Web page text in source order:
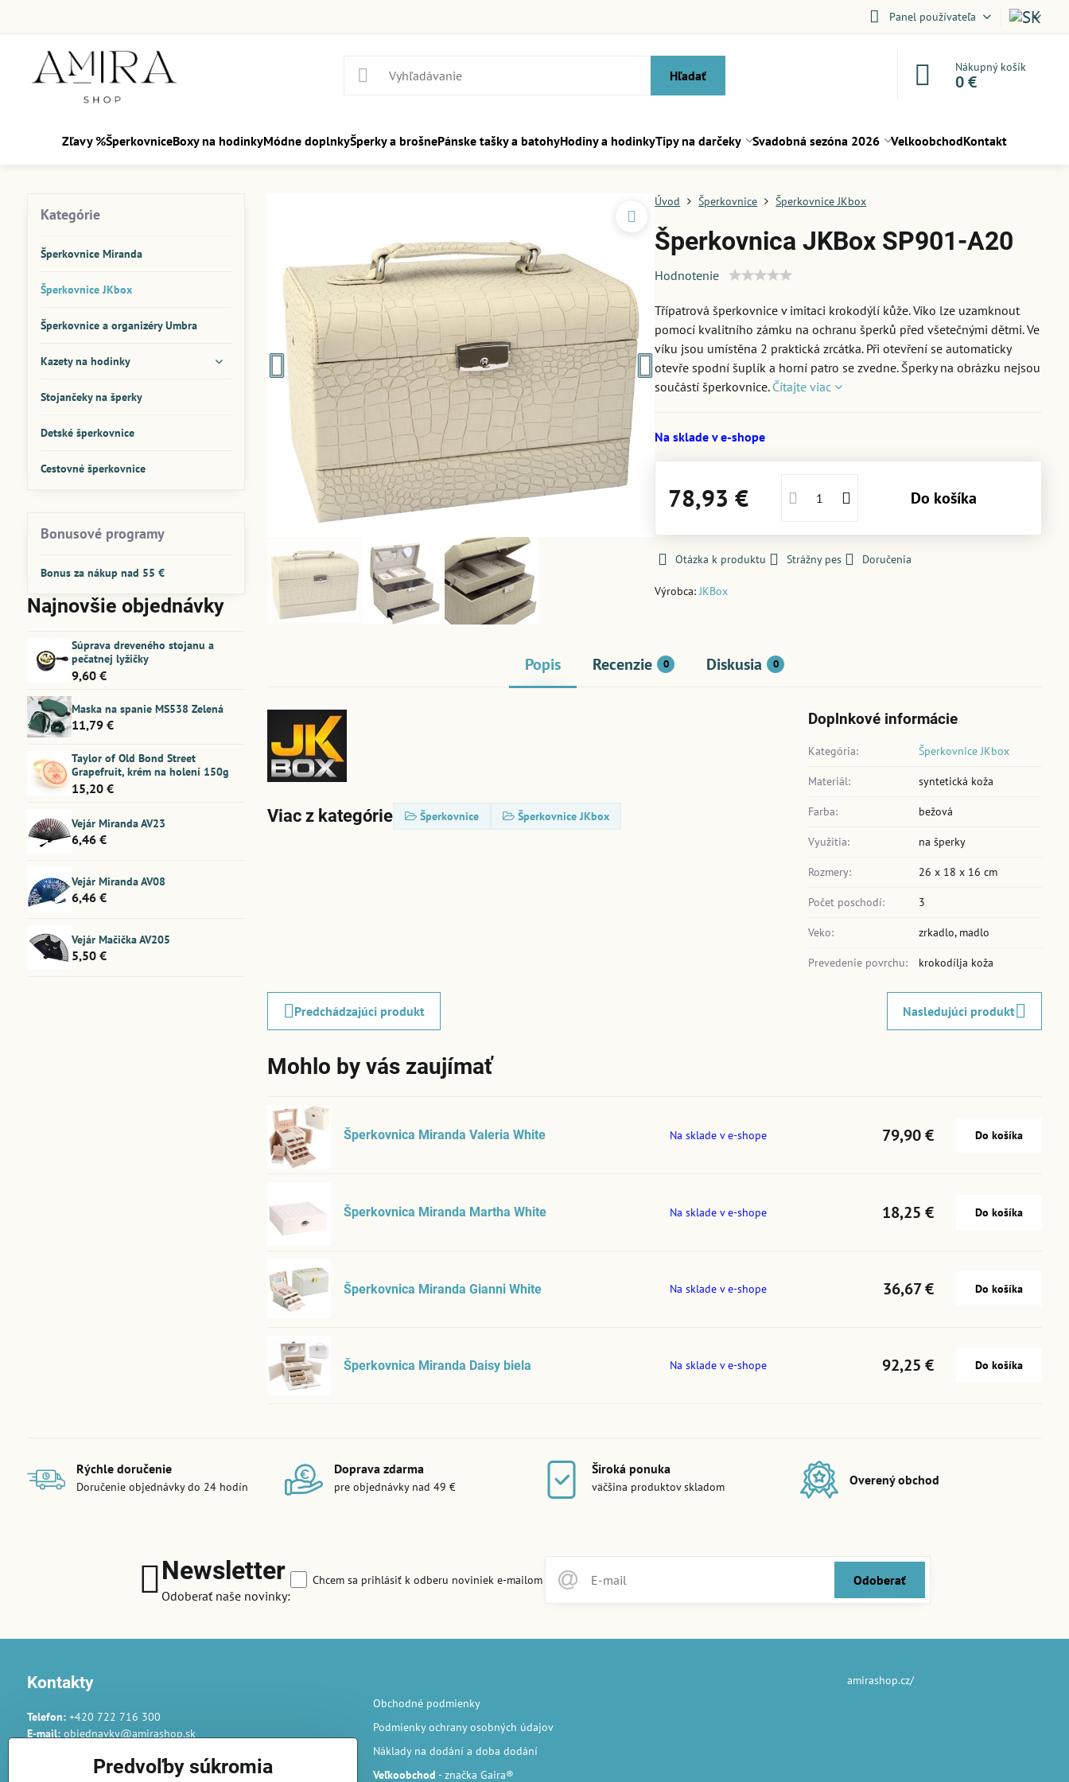
Panel používateľa
Hľadať
Nákupný košík
0 €
Zľavy %ŠperkovniceBoxy na hodinkyMódne doplnkyŠperky a brošnePánske tašky a batohyHodiny a hodinkyTipy na darčeky Svadobná sezóna 2026 VelkoobchodKontakt
Úvod Šperkovnice Šperkovnice JKbox
Šperkovnica JKBox SP901-A20
Hodnotenie
Třípatrová šperkovnice v imitaci krokodýlí kůže. Víko lze uzamknout
pomocí kvalitního zámku na ochranu šperků před všetečnými dětmi. Ve
víku jsou umístěna 2 praktická zrcátka. Při otevření se automaticky
otevře spodní šuplík a horní patro se zvedne. Šperky na obrázku nejsou
součástí šperkovnice. Čítajte viac
Na sklade v e-shope
78,93 € Do košíka
Otázka k produktu Strážny pes Doručenia
Výrobca:JKBox
Popis Recenzie 0 Diskusia 0
Viac z kategórie Šperkovnice Šperkovnice JKbox
Doplnkové informácie
Kategória: Šperkovnice JKbox
Materiál: syntetická koža
Farba: bežová
Využitia: na šperky
Rozmery: 26 x 18 x 16 cm
Počet poschodí: 3
Veko: zrkadlo, madlo
Prevedenie povrchu: krokodílja koža
Predchádzajúci produkt Nasledujúci produkt
Mohlo by vás zaujímať
Šperkovnica Miranda Valeria White Na sklade v e-shope 79,90 € Do košíka
Šperkovnica Miranda Martha White Na sklade v e-shope 18,25 € Do košíka
Šperkovnica Miranda Gianni White Na sklade v e-shope 36,67 € Do košíka
Šperkovnica Miranda Daisy biela Na sklade v e-shope 92,25 € Do košíka
Kategórie
Šperkovnice Miranda
Šperkovnice JKbox
Šperkovnice a organizéry Umbra
Kazety na hodinky
Stojančeky na šperky
Detské šperkovnice
Cestovné šperkovnice
Bonusové programy
Bonus za nákup nad 55 €
Najnovšie objednávky
Súprava dreveného stojanu a
pečatnej lyžičky
9,60 €
Maska na spanie MS538 Zelená
11,79 €
Taylor of Old Bond Street
Grapefruit, krém na holení 150g
15,20 €
Vejár Miranda AV23
6,46 €
Vejár Miranda AV08
6,46 €
Vejár Mačička AV205
5,50 €
Rýchle doručenie
Doručenie objednávky do 24 hodín
Doprava zdarma
pre objednávky nad 49 €
Široká ponuka
väčšina produktov skladom Overený obchod
Newsletter
Odoberať naše novinky:
Odoberať
Chcem sa prihlásiť k odberu noviniek e-mailom
Kontakty
Telefon:+420 722 716 300
E-mail:objednavky@amirashop.sk
česky, anglicky, rusky, španělsky, polsky
Obchodné podmienky
Podmienky ochrany osobných údajov
Náklady na dodání a doba dodání
Veľkoobchod - značka Gaira®
amirashop.cz/
Predvoľby súkromia